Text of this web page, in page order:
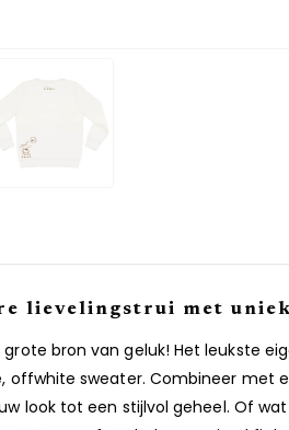
lievelingstrui met
grote bron van geluk! Het leukste
offwhite sweater. Combineer met
look tot een stijlvol geheel. Of